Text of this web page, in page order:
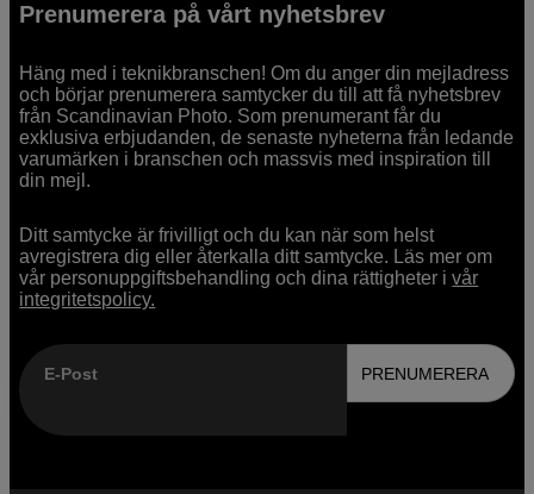
Prenumerera på vårt nyhetsbrev
Häng med i teknikbranschen! Om du anger din mejladress
och börjar prenumerera samtycker du till att få nyhetsbrev
från Scandinavian Photo. Som prenumerant får du
exklusiva erbjudanden, de senaste nyheterna från ledande
varumärken i branschen och massvis med inspiration till
din mejl.
Ditt samtycke är frivilligt och du kan när som helst
avregistrera dig eller återkalla ditt samtycke. Läs mer om
vår personuppgiftsbehandling och dina rättigheter ivår
integritetspolicy.
E-Post PRENUMERERA